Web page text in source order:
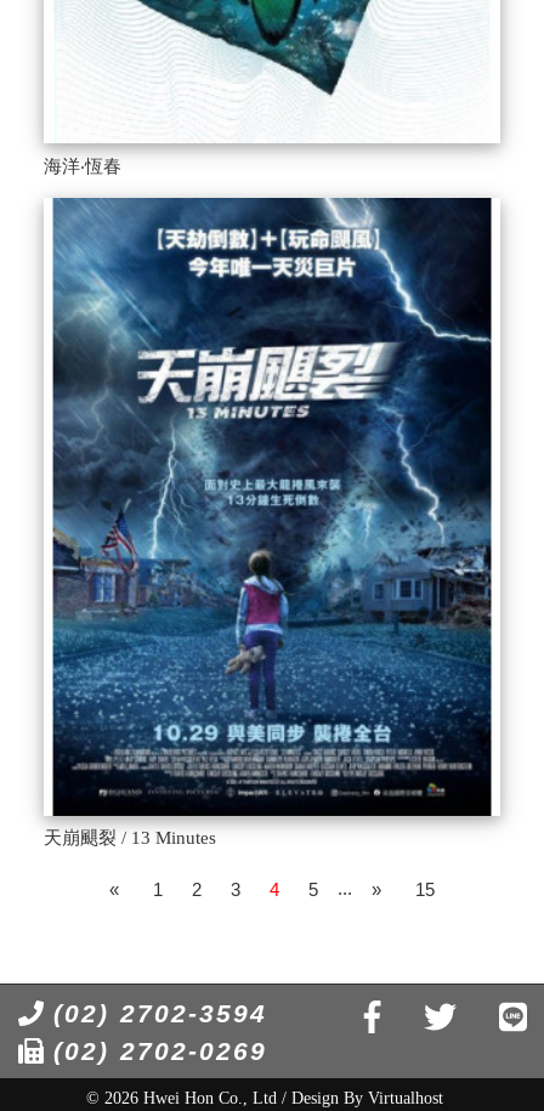
海洋‧恆春
天崩颶裂 / 13 Minutes
« 1 2 3 4 5 ... » 15
(02) 2702-3594
(02) 2702-0269
© 2026 Hwei Hon Co., Ltd / Design By Virtualhost